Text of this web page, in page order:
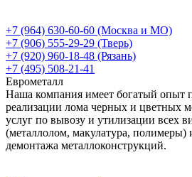
+7 (964) 630-60-60 (Москва и МО)
+7 (906) 555-29-29 (Тверь)
+7 (920) 960-18-48 (Рязань)
+7 (495) 508-21-41
Еврометалл
Наша компания имеет богатый опыт
реализации лома черных и цветных
услуг по вывозу и утилизации всех
(металлолом, макулатура, полимеры)
демонтажа металлоконструкций.